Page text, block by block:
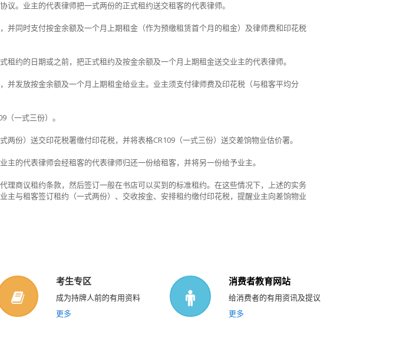
议。业主的代表律师把一式两份的正式租约送交租客的代表律师。
并同时支付按金余额及一个月上期租金（作为预缴租赁首个月的租金）及律师费和印花税
租约的日期或之前，把正式租约及按​​金余额及一个月上期租金送交业主的代表律师。
并发放按金余额及一个月上期租金给业主。业主须支付律师费及印花税（与租客平均分
（一式三份）。
两份）送交印花税署缴付印花税，并将表格CR109（一式三份）送交差饷物业估价署。
主的代表律师会经租客的代表律师归还一份给租客，并将另一份给予业主。
理商议租约条款，然后签订一般在书店可以买到的标准租约。在这些情况下，上述的实务
主与租客签订租约（一式两份）、交收按金、安排租约缴付印花税，提醒业主向差饷物业
考生专区
成为持牌人前的有用资料
更多
消费者教育网站
给消费者的有用资讯及提议
更多